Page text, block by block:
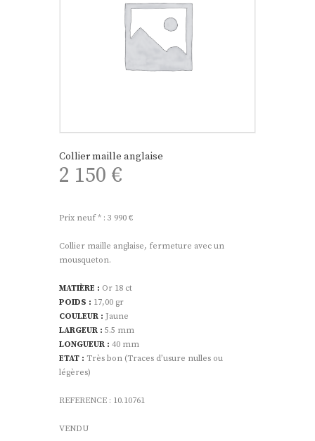
Collier maille anglaise
2 150 €
Prix neuf * : 3 990 €
Collier maille anglaise, fermeture avec un
mousqueton.
MATIÈRE : Or 18 ct
POIDS : 17,00 gr
COULEUR : Jaune
LARGEUR : 5.5 mm
LONGUEUR : 40 mm
ETAT : Très bon (Traces d’usure nulles ou
légères)
REFERENCE : 10.10761
VENDU